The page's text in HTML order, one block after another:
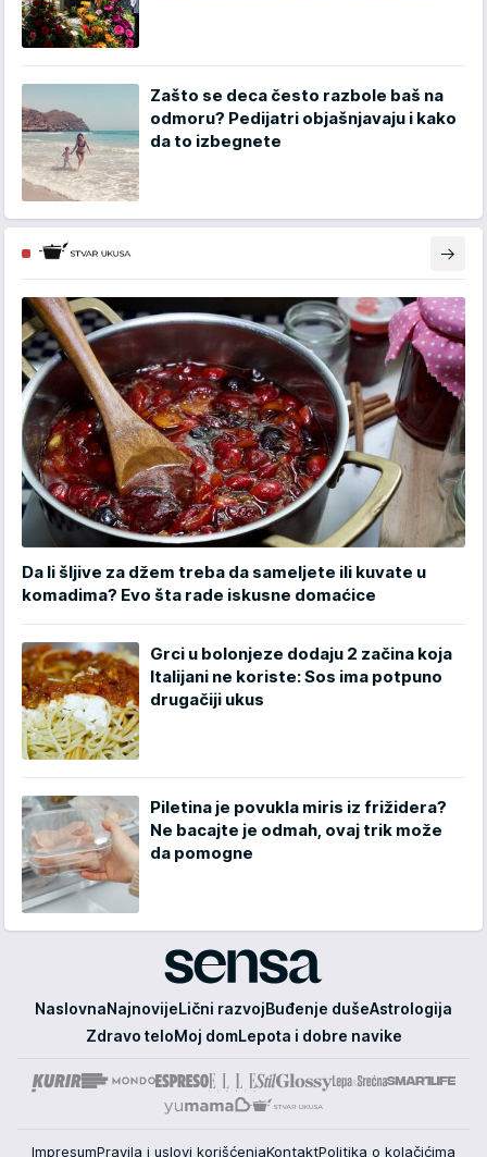
Zašto se deca često razbole baš na
odmoru? Pedijatri objašnjavaju i kako
da to izbegnete
Da li šljive za džem treba da sameljete ili kuvate u
komadima? Evo šta rade iskusne domaćice
Grci u bolonjeze dodaju 2 začina koja
Italijani ne koriste: Sos ima potpuno
drugačiji ukus
Piletina je povukla miris iz frižidera?
Ne bacajte je odmah, ovaj trik može
da pomogne
Sensa
NaslovnaNajnovijeLični razvojBuđenje dušeAstrologija
Zdravo teloMoj domLepota i dobre navike
ImpresumPravila i uslovi korišćenjaKontaktPolitika o kolačićima